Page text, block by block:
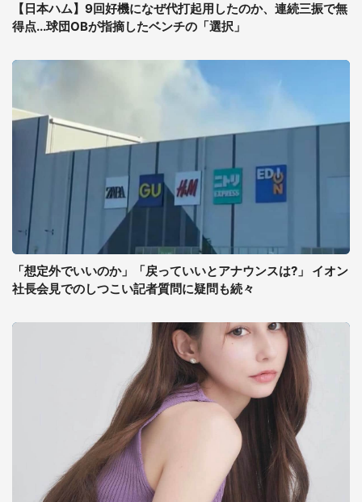
【日本ハム】9回好機になぜ代打起用したのか、連続三振で無
得点...球団OBが指摘したベンチの「選択」
「想定外でいいのか」「戻っていいとアナウンスは?」 イオン
社長会見でのしつこい記者質問に疑問も続々